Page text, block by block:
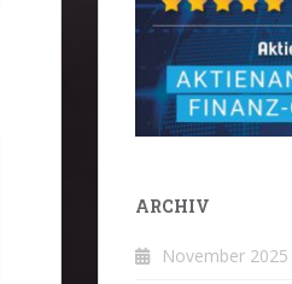
ARCHIV
November 2025